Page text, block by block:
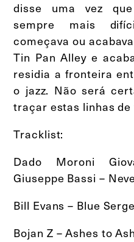
disse uma vez
sempre mais
começava ou
Tin Pan Alley e
residia a fronteira
o jazz. Não será
traçar estas linhas
Tracklist:
Dado Moroni
Giuseppe Bassi –
Bill Evans – Blue Serge
Bojan Z – Ashes to